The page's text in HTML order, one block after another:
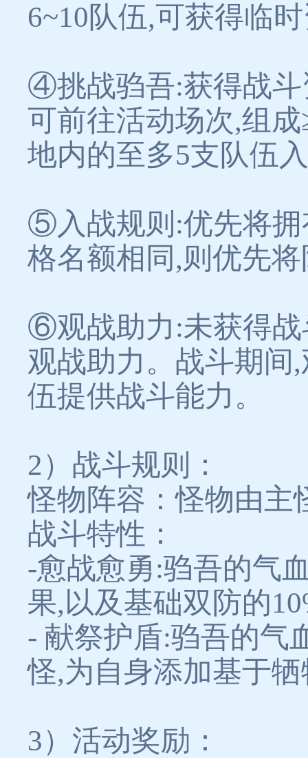
6~10队伍,可获得临
④挑战驺吾:获得战斗
可前往活动场次,组
地内的至多5支队伍
⑤入战规则:优先将拥
格名额相同,则优先
⑥观战助力:未获得战
观战助力。战斗期间
伍提供战斗能力。
2）战斗规则：
怪物阵容：怪物由主
战斗特性：
-愈战愈勇:驺吾的气
果,以及基础双防的
- 献祭护盾:驺吾的气
怪,为自身添加基于
3）活动奖励：